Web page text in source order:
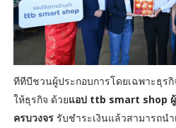
ทีทีบีชวนผู้ประกอบการโดยเฉพาะธุรกิ
ให้ธุรกิจ ด้วยแอป ttb smart shop
ครบวงจรรับชำระเงินแล้วสามารถน